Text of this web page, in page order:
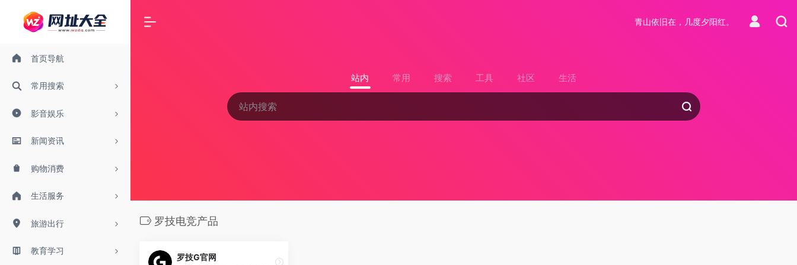
首页导航
常用搜索
影音娱乐
新闻资讯
购物消费
生活服务
旅游出行
教育学习
青山依旧在，几度夕阳红。
站内 常用 搜索 工具 社区 生活
罗技电竞产品
罗技G官网